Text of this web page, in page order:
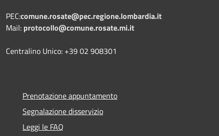
PEC:comune.rosate@pec.regione.lombardia.it
Mail: protocollo@comune.rosate.mi.it
Centralino Unico: +39 02 908301
Prenotazione appuntamento
Segnalazione disservizio
Leggi le FAQ